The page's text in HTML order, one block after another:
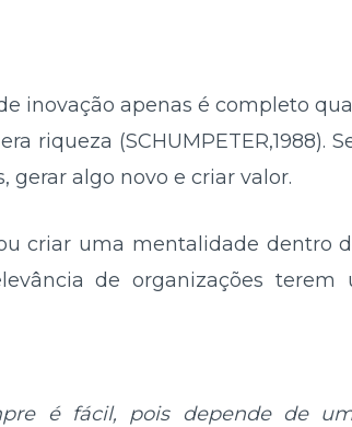
inovação apenas é completo
riqueza (SCHUMPETER,1988).
gerar algo novo e criar valor.
criar uma mentalidade dentro
de organizações terem
é fácil, pois depende de